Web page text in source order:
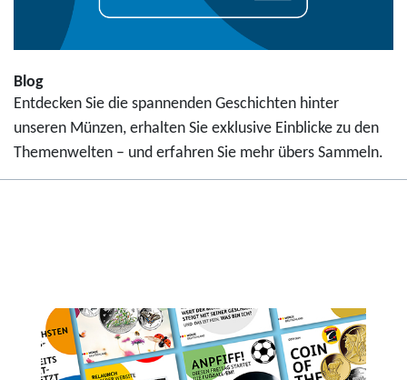
Blog
Entdecken Sie die spannenden Geschichten hinter
unseren Münzen, erhalten Sie exklusive Einblicke zu den
Themenwelten – und erfahren Sie mehr übers Sammeln.